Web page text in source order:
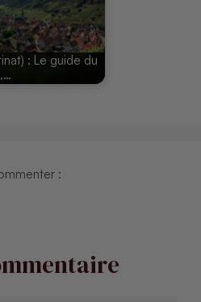
: Le guide du
: